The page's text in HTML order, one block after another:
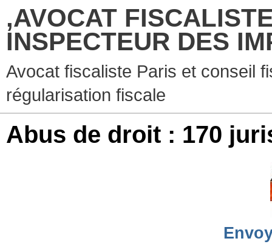
,AVOCAT
INSPECTEUR DES
Avocat fiscaliste Paris et conseil
régularisation fiscale
Abus de droit : 170